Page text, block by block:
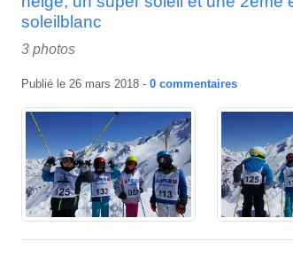
soleilblanc
3 photos
Publié le 26 mars 2018 - 0 commentaires